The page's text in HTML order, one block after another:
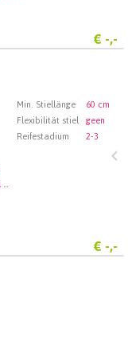
€ -,-
Min. Stiellänge
60 cm
Flexibilität stiel
geen
Reifestadium
2-3
Royal FloraHolland Aalsmeer
€ -,-